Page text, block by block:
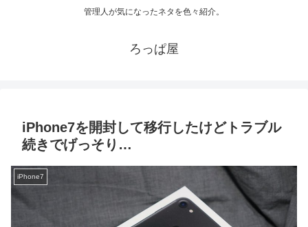
管理人が気になったネタを色々紹介。
ろっぱ屋
iPhone7を開封して移行したけどトラブル
続きでげっそり…
iPhone7